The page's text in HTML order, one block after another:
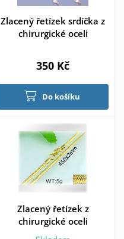
Zlacený řetízek srdíčka z
chirurgické oceli
350 Kč
Do košíku
Zlacený řetízek z
chirurgické oceli